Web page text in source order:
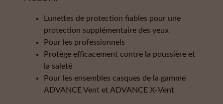
Lunettes de protection fiables pour une
protection supplémentaire des yeux
Pour les professionnels
Protège efficacement contre la poussière et
la saleté
Pour les ensembles casques de la gamme
ADVANCE Vent et ADVANCE X-Vent